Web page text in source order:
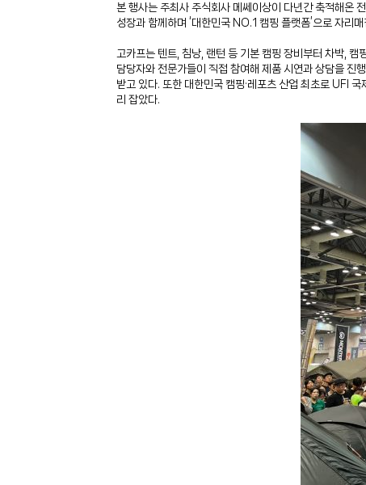
본 행사는 주최사 주식회사 메쎄이상이 다년간 축적해온
성장과 함께하며 ‘대한민국 NO.1 캠핑 플랫폼’으로 자리매
고카프는 텐트, 침낭, 랜턴 등 기본 캠핑 장비부터 차박,
담당자와 전문가들이 직접 참여해 제품 시연과 상담을 진
받고 있다. 또한 대한민국 캠핑·레포츠 산업 최초로 UFI
리 잡았다.